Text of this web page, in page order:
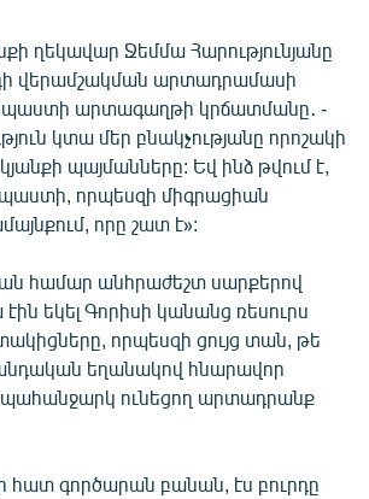
կայքերը
ղեկավար Ջեմմա Հարությունյանը
վերամշակման արտադրամասի
արտագաղթի կրճատմանը․ -
կտա մեր բնակչությանը որոշակի
պայմանները: Եվ ինձ թվում է,
որպեսզի միգրացիան
որը շատ է»:
համար անհրաժեշտ սարքերով
եկել Գորիսի կանանց ռեսուրս
որպեսզի ցույց տան, թե
եղանակով հնարավոր
պահանջարկ ունեցող արտադրանք
հատ գործարան բանան, էս բուրդը